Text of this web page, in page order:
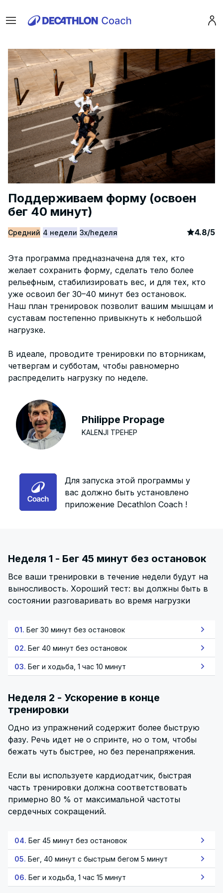
Menu
Поддерживаем форму (освоен
бег 40 минут)
Средний 4 недели 3x/hеделя article
4.8/5
Эта программа предназначена для тех, кто
желает сохранить форму, сделать тело более
рельефным, стабилизировать вес, и для тех, кто
уже освоил бег 30–40 минут без остановок.
Наш план тренировок позволит вашим мышцам и
суставам постепенно привыкнуть к небольшой
нагрузке.
В идеале, проводите тренировки по вторникам,
четвергам и субботам, чтобы равномерно
распределить нагрузку по неделе.
Philippe Propage
KALENJI ТРЕНЕР
Для запуска этой программы у
вас должно быть установлено
приложение Decathlon Coach !
Неделя 1 - Бег 45 минут без остановок
Все ваши тренировки в течение недели будут на
выносливость. Хороший тест: вы должны быть в
состоянии разговаривать во время нагрузки
01. Бег 30 минут без остановок
02. Бег 40 минут без остановок
03. Бег и ходьба, 1 час 10 минут
Неделя 2 - Ускорение в конце
тренировки
Одно из упражнений содержит более быструю
фазу. Речь идет не о спринте, но о том, чтобы
бежать чуть быстрее, но без перенапряжения.
Если вы используете кардиодатчик, быстрая
часть тренировки должна соответствовать
примерно 80 % от максимальной частоты
сердечных сокращений.
04. Бег 45 минут без остановок
05. Бег, 40 минут с быстрым бегом 5 минут
06. Бег и ходьба, 1 час 15 минут